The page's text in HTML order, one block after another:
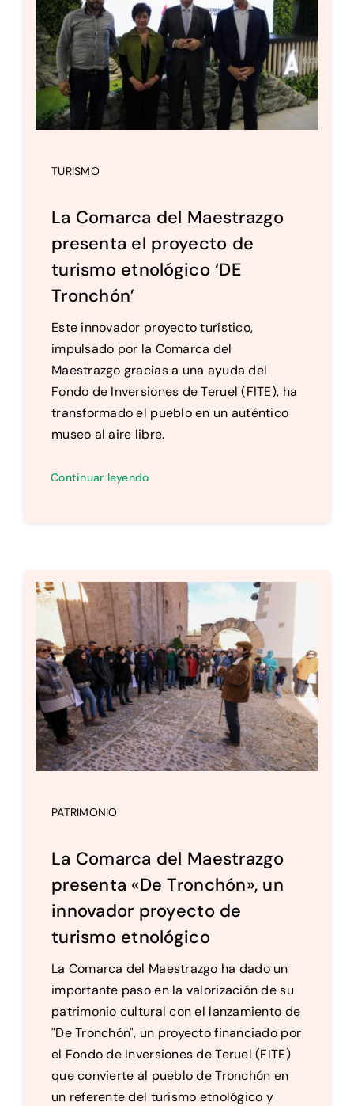
Setas
Contacto
TURISMO
La Comarca del Maestrazgo
presenta el proyecto de
turismo etnológico ‘DE
Tronchón’
Este innovador proyecto turístico,
impulsado por la Comarca del
Maestrazgo gracias a una ayuda del
Fondo de Inversiones de Teruel (FITE), ha
transformado el pueblo en un auténtico
museo al aire libre.
Continuar leyendo
PATRIMONIO
La Comarca del Maestrazgo
presenta «De Tronchón», un
innovador proyecto de
turismo etnológico
La Comarca del Maestrazgo ha dado un
importante paso en la valorización de su
patrimonio cultural con el lanzamiento de
"De Tronchón", un proyecto financiado por
el Fondo de Inversiones de Teruel (FITE)
que convierte al pueblo de Tronchón en
un referente del turismo etnológico y